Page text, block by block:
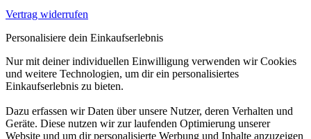
Vertrag widerrufen
Personalisiere dein Einkaufserlebnis
Nur mit deiner individuellen Einwilligung verwenden wir Cookies
und weitere Technologien, um dir ein personalisiertes
Einkaufserlebnis zu bieten.
Dazu erfassen wir Daten über unsere Nutzer, deren Verhalten und
Geräte. Diese nutzen wir zur laufenden Optimierung unserer
Website und um dir personalisierte Werbung und Inhalte anzuzeigen